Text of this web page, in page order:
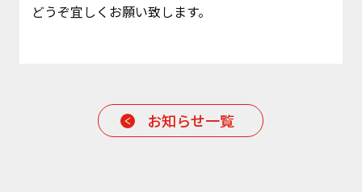
どうぞ宜しくお願い致します。
お知らせ一覧